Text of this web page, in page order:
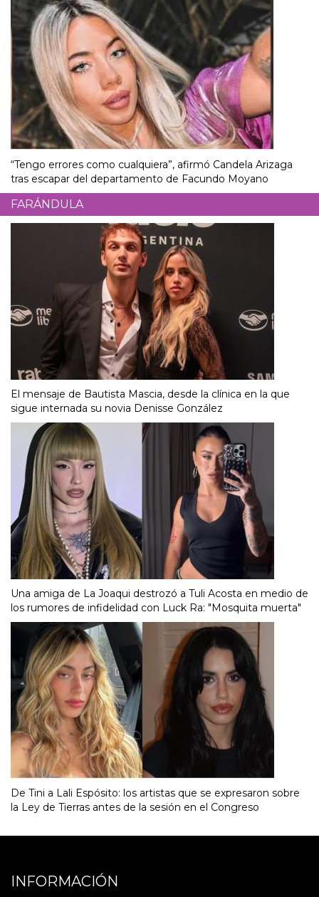
“Tengo errores como cualquiera”, afirmó Candela Arizaga
tras escapar del departamento de Facundo Moyano
FARÁNDULA
El mensaje de Bautista Mascia, desde la clínica en la que
sigue internada su novia Denisse González
Una amiga de La Joaqui destrozó a Tuli Acosta en medio de
los rumores de infidelidad con Luck Ra: "Mosquita muerta"
De Tini a Lali Espósito: los artistas que se expresaron sobre
la Ley de Tierras antes de la sesión en el Congreso
INFORMACIÓN